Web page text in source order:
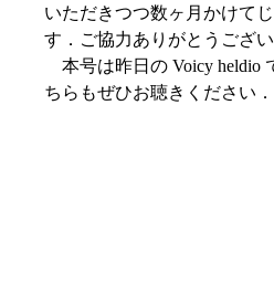
いただきつつ数ヶ月かけて
す．ご協力ありがとうござい
本号は昨日の Voicy heldio
ちらもぜひお聴きください．